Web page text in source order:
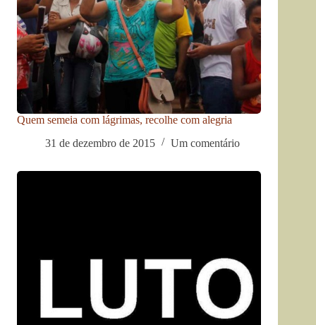
Quem semeia com lágrimas, recolhe com alegria
31 de dezembro de 2015
Um comentário